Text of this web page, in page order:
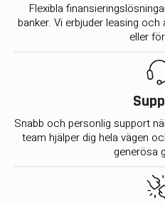
Flexibla
banker. Vi erbjuder leasing
eller
Snabb och personlig support
team hjälper dig hela vägen
generösa